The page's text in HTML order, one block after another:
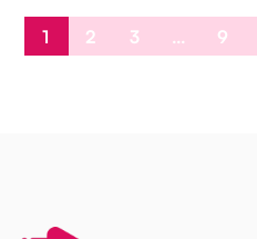
1 2 3 … 9